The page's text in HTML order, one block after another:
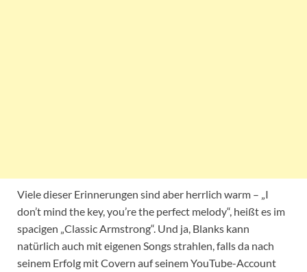
Viele dieser Erinnerungen sind aber herrlich warm – „I
don’t mind the key, you’re the perfect melody“, heißt es im
spacigen „Classic Armstrong“. Und ja, Blanks kann
natürlich auch mit eigenen Songs strahlen, falls da nach
seinem Erfolg mit Covern auf seinem YouTube-Account